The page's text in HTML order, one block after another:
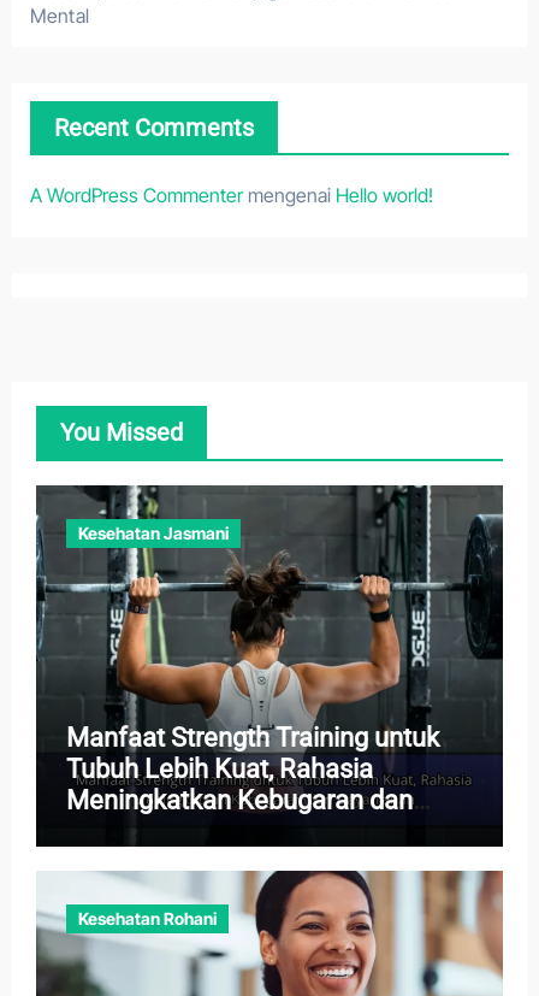
Mental
Recent Comments
A WordPress Commentermengenai Hello world!
You Missed
Kesehatan Jasmani
Manfaat Strength Training untuk
Tubuh Lebih Kuat, Rahasia
Meningkatkan Kebugaran dan
Daya Tahan
Kesehatan Rohani